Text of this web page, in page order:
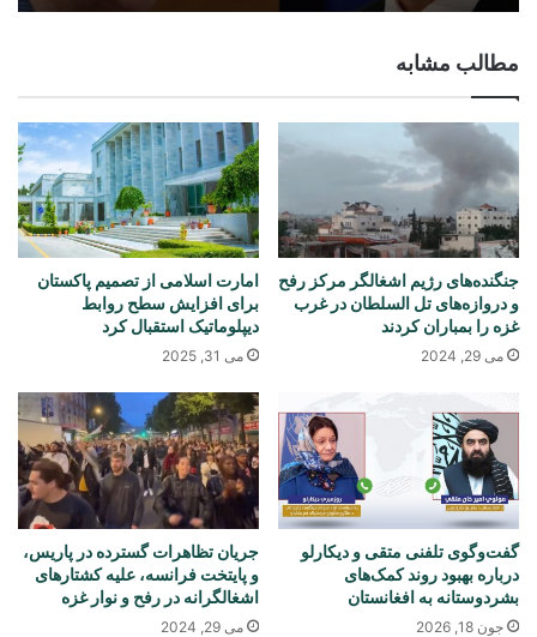
مطالب مشابه
جنگنده‌های رژیم اشغالگر مرکز رفح
و دروازه‌های تل السلطان در غرب
غزه را بمباران کردند
می 29, 2024
امارت اسلامی از تصمیم پاکستان
برای افزایش سطح روابط
دیپلوماتیک استقبال کرد
می 31, 2025
گفت‌وگوی تلفنی متقی و دیکارلو
درباره بهبود روند کمک‌های
بشردوستانه به افغانستان
جون 18, 2026
جریان تظاهرات گسترده در پاریس،
و پایتخت فرانسه، علیه کشتارهای
اشغالگرانه در رفح و نوار غزه
می 29, 2024